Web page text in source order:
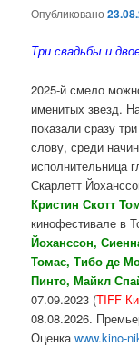
Опубликовано
Три свадьбы и
2025-й смело
именитых звезд.
показали сразу
слову, среди
исполнительница
Скарлетт
Кристин Скотт
кинофестивале в
Йоханссон,
Томас, Тибо де
Пинто, Майкл
07.09.2023 (TIFF
08.08.2026.
Оценкаwww.kino-